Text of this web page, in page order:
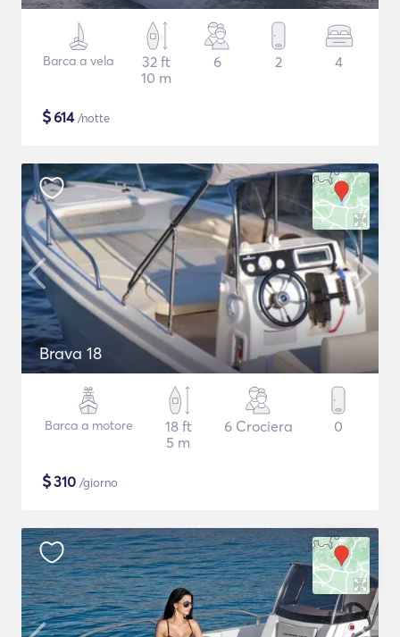
Barca a vela
32 ft
10 m
6 2 4
$614/notte
Brava 18
Barca a motore
18 ft
5 m
6 Crociera 0
$310 /giorno